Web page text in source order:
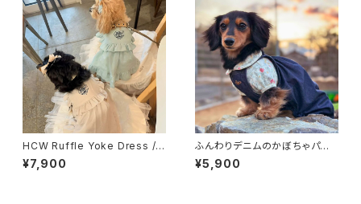
HCW Ruffle Yoke Dress / 3
color
¥7,900
ふんわりデニムのかぼちゃパン
ツ [ ネイビー・ライトブルー ]
¥5,900